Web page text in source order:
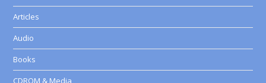
Articles
Audio
Books
CDROM & Media